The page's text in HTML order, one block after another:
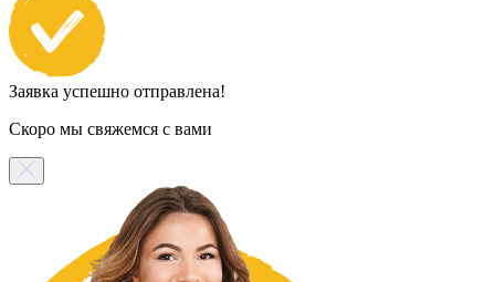
Заявка успешно отправлена!
Скоро мы свяжемся с вами